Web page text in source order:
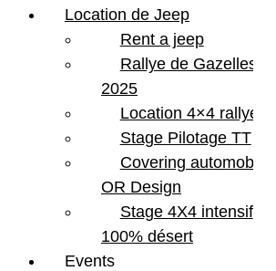
Location de Jeep
Rent a jeep
Rallye de Gazelles
2025
Location 4×4 rallye
Stage Pilotage TT
Covering automobile –
OR Design
Stage 4X4 intensif
100% désert
Events